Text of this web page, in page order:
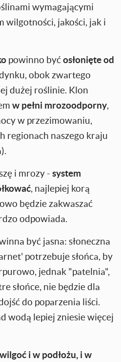
wymagającymi
wilgotności, jakości, jak i
powinno byćosłonięte od
obok zwartego
dużej roślinie. Klon
w pełni mrozoodporny,
w przezimowaniu,
regionach naszego kraju
i mrozy - system
, najlepiej korą
będzie zakwaszać
odpowiada.
być jasna: słoneczna
potrzebuje słońca, by
jednak "patelnia",
słońce, nie będzie dla
do poparzenia liści.
wodą lepiej zniesie więcej
wilgoć i w podłożu, i w